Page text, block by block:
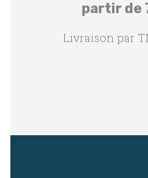
partir de
Livraison par